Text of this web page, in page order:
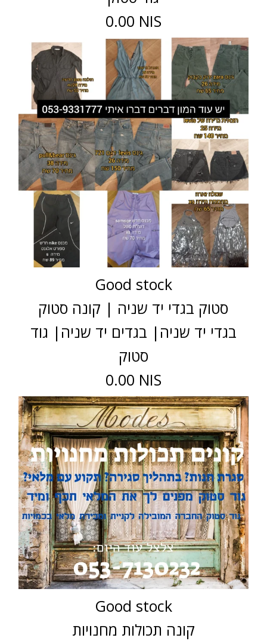
0.00 NIS
Good stock
סטוק בגדי יד שניה | קונה סטוק
בגדי יד שניה| בגדים יד שניה| גוד
סטוק
0.00 NIS
Good stock
קונה תכולות מחנויות